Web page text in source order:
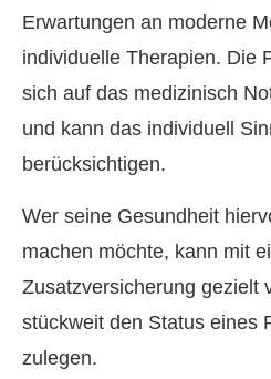
Erwartungen an moderne
individuelle Therapien. Die
sich auf das medizinisch
und kann das individuell
berücksichtigen.
Wer seine Gesundheit
machen möchte, kann mit
Zusatzversicherung gezielt
stückweit den Status eines
zulegen.